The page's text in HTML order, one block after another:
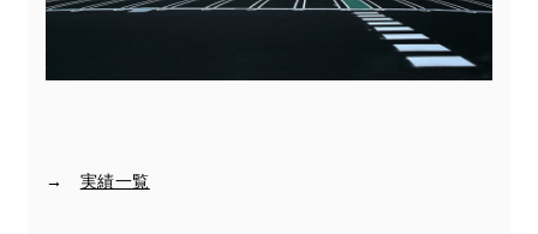
→ 実績一覧